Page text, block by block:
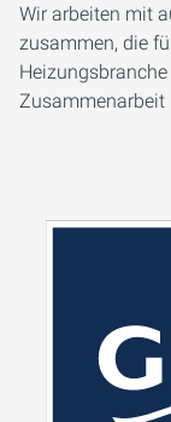
Wir arbeiten mit
zusammen, die
Zusammenarbeit